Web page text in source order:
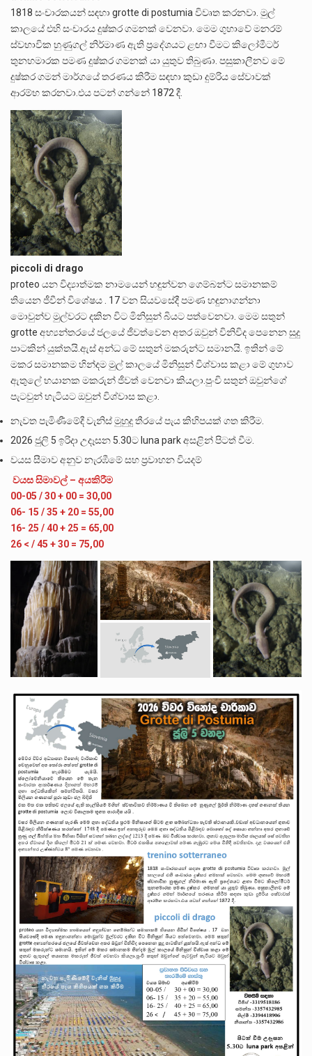
1818 සංචාරකයන් සඳහා grotte di postumia විවෘත කරනවා. මුල්
කාලයේ එහි සංචාරය දුෂ්කර ගමනක් වෙනවා. මෙම ගුහාවේ මනරම්
ස්වභාවික හුණුගල් නිර්මාණ ඇති ප්‍රදේශයට ළඟා වීමට කිලෝමීටර්
තුනහමාරක පමණ දුෂ්කර ගමනක් යා යුතුව තිබුණා. පසුකාලීනව මේ
දුෂ්කර ගමන් මාර්ගයේ තරණය කිරීම සඳහා කුඩා දුම්රිය සේවාවක්
ආරම්භ කරනවා.එය පටන් ගන්නේ 1872 දී.
piccoli di drago
proteo යන විද්‍යාත්මක නාමයෙන් හඳුන්වන ගෙම්බන්ට සමානකම්
තියෙන ජීවීන් විශේෂය . 17 වන සියවසේදී පමණ හඳුනාගන්නා
මොවුන්ව මුල්වරට දකින විට මිනිසුන් බියට පත්වෙනවා. මෙම සතුන්
grotte අභ්‍යන්තරයේ ජලයේ ජීවත්වෙන අතර ඔවුන් විනිවිද පෙනෙන සුදු
පාටකින් යුක්තයි.ඇස් අන්ධ මේ සතුන් මකරුන්ට සමානයි. ඉතින් මේ
මකර සමානකම හින්දම මුල් කාලයේ මිනිසුන් විශ්වාස කළා මේ ගුහාව
ඇතුලේ භයානක මකරුන් ජීවත් වෙනවා කියලා.පුංචි සතුන් ඔවුන්ගේ
පැටවුන් හැටියට ඔවුන් විශ්වාස කළා.
නැවත පැමිණීමේදී වැනිස් මුහුදු තීරයේ පැය කිහිපයක් ගත කිරීම.
2026 ජුලි 5 ඉරිදා උදෑසන 5.30ට luna park අසළින් පිටත් වීම.
වයස සීමාව අනුව නැරඹීමේ සහ ප්‍රවාහන වියදම්
වයස සිමාවල් – අයකිරීම
00-05 / 30 + 00 = 30,00
06- 15 / 35 + 20 = 55,00
16- 25 / 40 + 25 = 65,00
26 < / 45 + 30 = 75,00